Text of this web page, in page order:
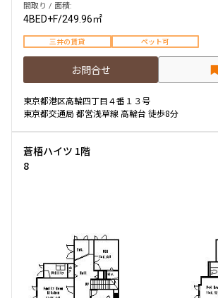
間取り / 面積:
4BED+F/249.96㎡
三井の賃貸 ペット可
お問合せ
東京都港区高輪四丁目４番１３号
東京都交通局 都営浅草線 高輪台 徒歩8分
蒼梧ハイツ 1階
8